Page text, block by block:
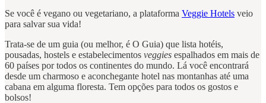
Se você é vegano ou vegetariano, a plataforma Veggie Hotels veio
para salvar sua vida!
Trata-se de um guia (ou melhor, é O Guia) que lista hotéis,
pousadas, hostels e estabelecimentos veggies espalhados em mais de
60 países por todos os continentes do mundo. Lá você encontrará
desde um charmoso e aconchegante hotel nas montanhas até uma
cabana em alguma floresta. Tem opções para todos os gostos e
bolsos!